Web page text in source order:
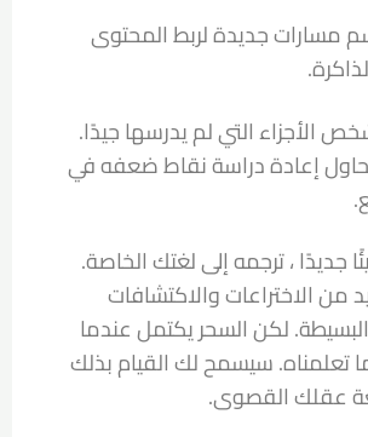
مسارات جديدة لربط المحتوى
الأجزاء التي لم يدرسها جيدًا.
إعادة دراسة نقاط ضعفه في
جديدًا ، ترجمه إلى لغتك الخاصة.
من الاختراعات والاكتشافات
لكن السحر يكتمل عندما
تعلمناه. سيسمح لك القيام بذلك
عقلك القصوى.